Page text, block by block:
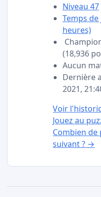
Niveau 47
Temps
heures)
(18,936
Aucun
Dernière
2021,
Voir
Jouez au
Combien
suivant ? →